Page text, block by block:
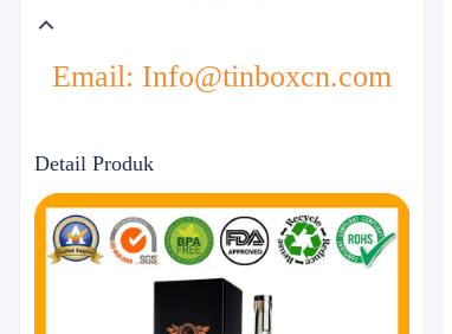
Email: Info@tinboxcn.com
Detail Produk